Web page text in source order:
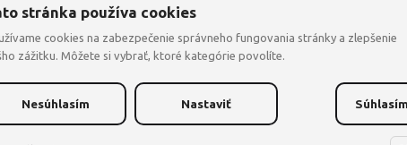
Prístup
zamietnutý
Na zobrazenie tejto stránky je potrebné
členstvo na webovej stránke. Prosím
stránka používa cookies
cookies na zabezpečenie správneho fungovania stránky a zlepšenie
zážitku. Môžete si vybrať, ktoré kategórie povolíte.
Nesúhlasím Nastaviť